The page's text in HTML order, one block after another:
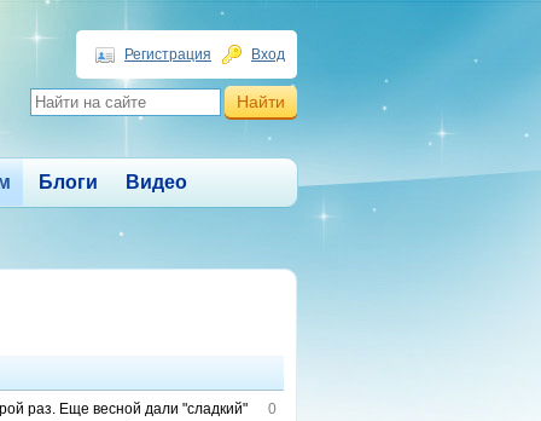
Регистрация Вход
Блоги Видео
0
раз. Еще весной дали "сладкий"